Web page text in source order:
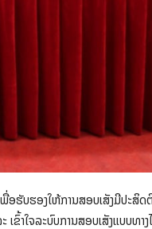
ຮັບຮອງໃຫ້ການສອບເສັງມີປະສິ
າໃຈລະບົບການສອບເສັງແບບທາ